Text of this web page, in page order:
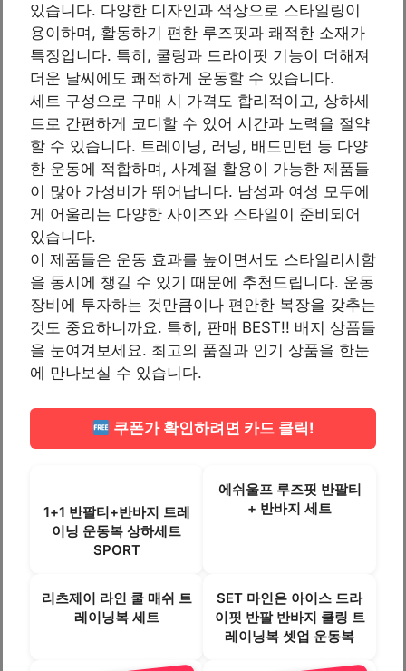
있습니다. 다양한 디자인과 색상으로 스타일링이
용이하며, 활동하기 편한 루즈핏과 쾌적한 소재가
특징입니다. 특히, 쿨링과 드라이핏 기능이 더해져
더운 날씨에도 쾌적하게 운동할 수 있습니다.
세트 구성으로 구매 시 가격도 합리적이고, 상하세
트로 간편하게 코디할 수 있어 시간과 노력을 절약
할 수 있습니다. 트레이닝, 러닝, 배드민턴 등 다양
한 운동에 적합하며, 사계절 활용이 가능한 제품들
이 많아 가성비가 뛰어납니다. 남성과 여성 모두에
게 어울리는 다양한 사이즈와 스타일이 준비되어
있습니다.
이 제품들은 운동 효과를 높이면서도 스타일리시함
을 동시에 챙길 수 있기 때문에 추천드립니다. 운동
장비에 투자하는 것만큼이나 편안한 복장을 갖추는
것도 중요하니까요. 특히, 판매 BEST!! 배지 상품들
을 눈여겨보세요. 최고의 품질과 인기 상품을 한눈
에 만나보실 수 있습니다.
쿠폰가 확인하려면 카드 클릭!
1+1 반팔티+반바지 트레
이닝 운동복 상하세트
SPORT
에쉬울프 루즈핏 반팔티
+ 반바지 세트
리츠제이 라인 쿨 매쉬 트
레이닝복 세트
SET 마인온 아이스 드라
이핏 반팔 반바지 쿨링 트
레이닝복 셋업 운동복